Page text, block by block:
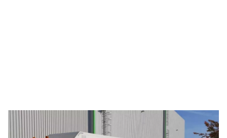
JARENLANGE ERVARING IN VLOEREN STRIPPEN